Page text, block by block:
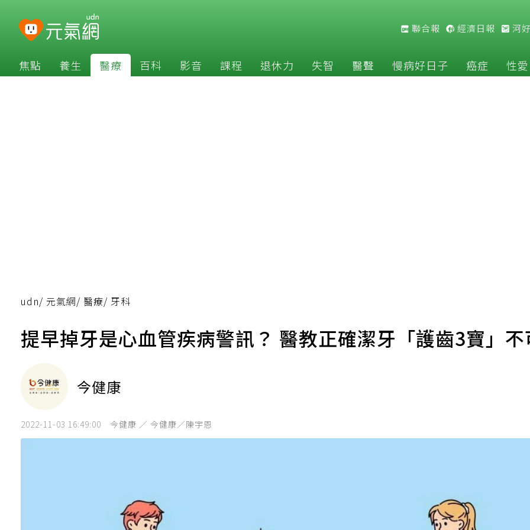
聯合報 經濟日報 河
焦點 養生 醫療 百科 影音 課程 退休力 失智 醫聲 慢病好日子 癌症 性愛
udn/ 元氣網/ 醫療/ 牙科
提早掉牙是心血管疾病警訊？ 醫教正確潔牙「護齒3寶」
今健康
2022-11-03 16:49:00 今健康 ／ 今健康／陳宇恩